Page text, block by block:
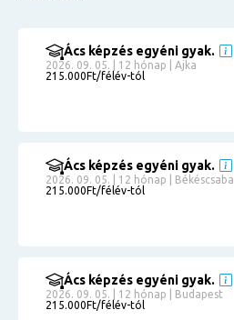
Ács képzés egyéni gyak.
2026. 09. 05. | 12 hónap | Ajka
215.000Ft/félév-tól
Ács képzés egyéni gyak.
2026. 09. 05. | 12 hónap | Békéscsaba
215.000Ft/félév-tól
Ács képzés egyéni gyak.
2026. 09. 05. | 12 hónap | Budapest
215.000Ft/félév-tól